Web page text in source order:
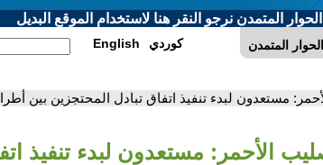
المتمدن نرجو النقر هنا لاستخدام الموقع البديل
الحوار المتمدن English كوردي
مستعدون لبدء تنفيذ اتفاق تبادل المحتجزين بين
الأحمر: مستعدون لبدء تنفيذ